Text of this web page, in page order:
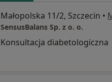
Małopolska 11/2, Szczecin •
SensusBalans Sp. z o. o.
Konsultacja diabetologiczna